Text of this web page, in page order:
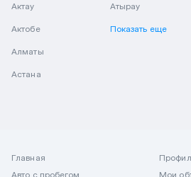
Актау
Актобе
Алматы
Астана
Атырау
Показать еще
Главная
Авто с пробегом
Мои